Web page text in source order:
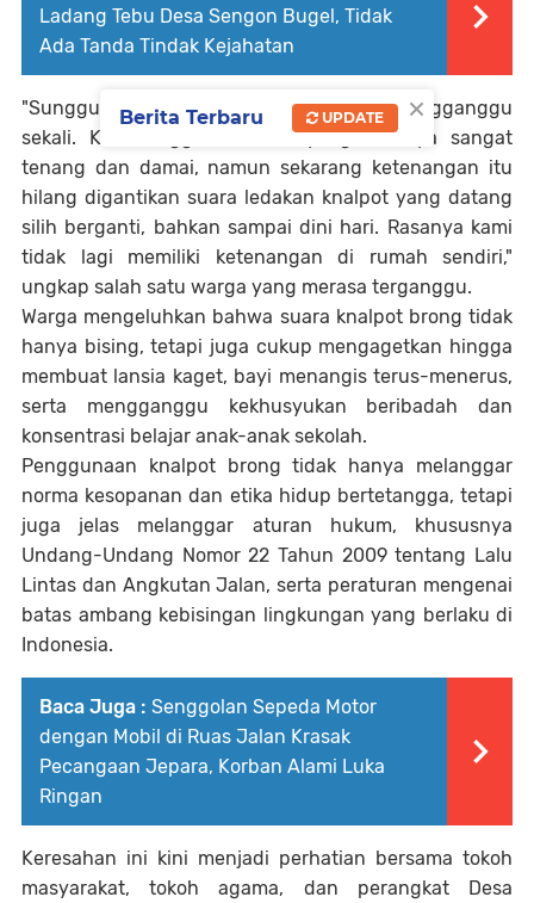
Ladang Tebu Desa Sengon Bugel, Tidak
Ada Tanda Tindak Kejahatan
"Sungguh sangat meresahkan dan mengganggu
sekali. Kami tinggal di desa yang dulunya sangat
tenang dan damai, namun sekarang ketenangan itu
hilang digantikan suara ledakan knalpot yang datang
silih berganti, bahkan sampai dini hari. Rasanya kami
tidak lagi memiliki ketenangan di rumah sendiri,"
ungkap salah satu warga yang merasa terganggu.
Warga mengeluhkan bahwa suara knalpot brong tidak
hanya bising, tetapi juga cukup mengagetkan hingga
membuat lansia kaget, bayi menangis terus-menerus,
serta mengganggu kekhusyukan beribadah dan
konsentrasi belajar anak-anak sekolah.
Penggunaan knalpot brong tidak hanya melanggar
norma kesopanan dan etika hidup bertetangga, tetapi
juga jelas melanggar aturan hukum, khususnya
Undang-Undang Nomor 22 Tahun 2009 tentang Lalu
Lintas dan Angkutan Jalan, serta peraturan mengenai
batas ambang kebisingan lingkungan yang berlaku di
Indonesia.
Baca Juga : Senggolan Sepeda Motor
dengan Mobil di Ruas Jalan Krasak
Pecangaan Jepara, Korban Alami Luka
Ringan
Keresahan ini kini menjadi perhatian bersama tokoh
masyarakat, tokoh agama, dan perangkat Desa
×
Berita Terbaru UPDATE